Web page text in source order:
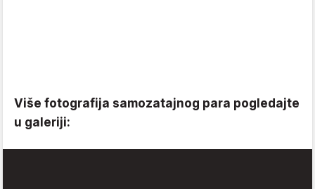
Više fotografija samozatajnog para pogledajte
u galeriji: